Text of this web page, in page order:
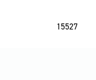
15527